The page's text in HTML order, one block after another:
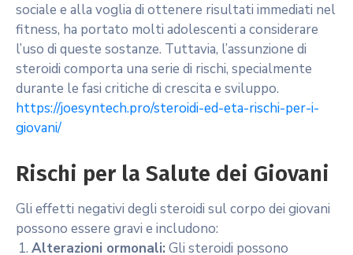
sociale e alla voglia di ottenere risultati immediati nel
fitness, ha portato molti adolescenti a considerare
l’uso di queste sostanze. Tuttavia, l’assunzione di
steroidi comporta una serie di rischi, specialmente
durante le fasi critiche di crescita e sviluppo.
https://joesyntech.pro/steroidi-ed-eta-rischi-per-i-
giovani/
Rischi per la Salute dei Giovani
Gli effetti negativi degli steroidi sul corpo dei giovani
possono essere gravi e includono:
Alterazioni ormonali: Gli steroidi possono